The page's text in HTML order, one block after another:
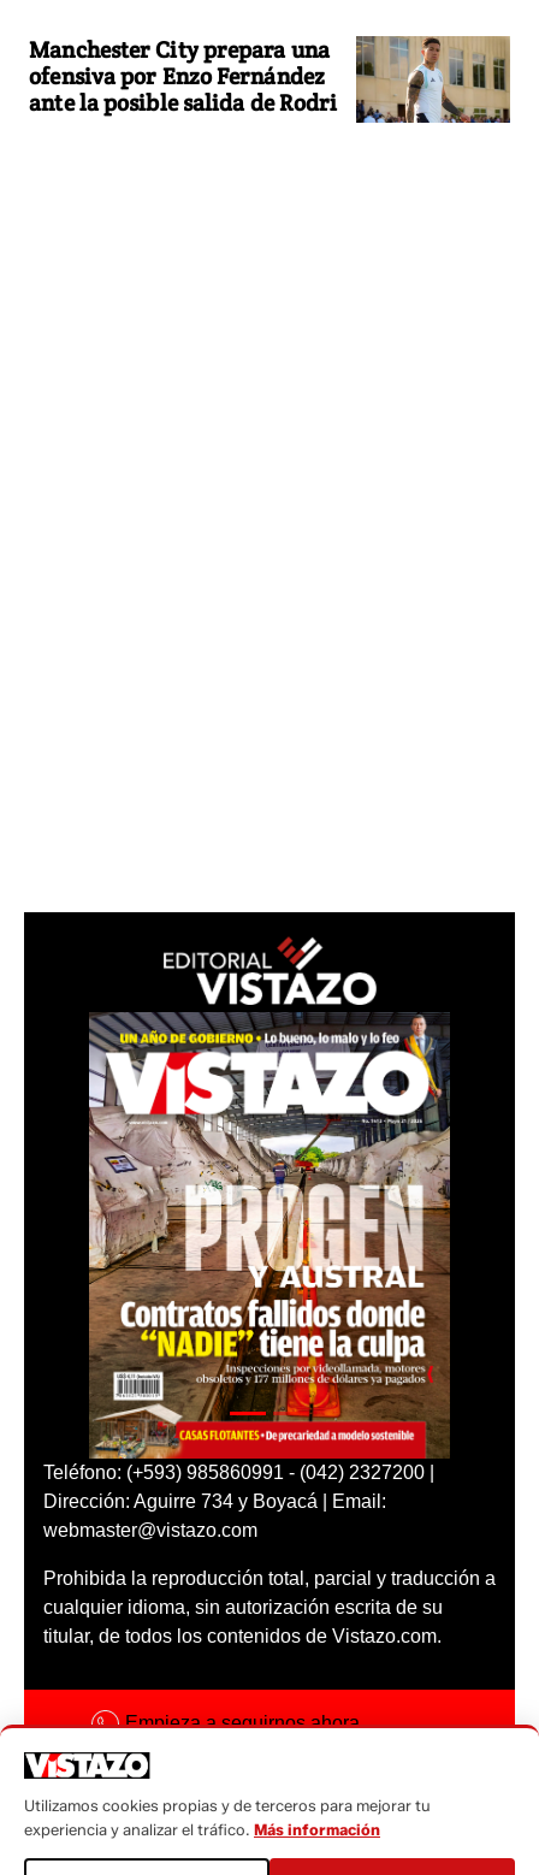
Manchester City prepara una
ofensiva por Enzo Fernández
ante la posible salida de Rodri
Teléfono: (+593) 985860991 - (042) 2327200 |
Dirección: Aguirre 734 y Boyacá | Email:
webmaster@vistazo.com
Prohibida la reproducción total, parcial y traducción a
cualquier idioma, sin autorización escrita de su
titular, de todos los contenidos de Vistazo.com.
Empieza a seguirnos ahora
Código ética
Sugerencias a:
Utilizamos cookies propias y de terceros para mejorar tu
experiencia y analizar el tráfico. Más información